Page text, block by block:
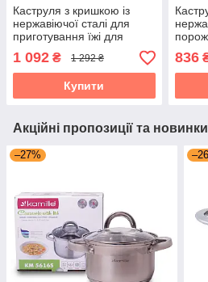
Каструля з кришкою із
нержавіючої сталі для
приготування їжі для
індукції та газу (4.4 л)
Kamille KM-5856
1 092 ₴ 1 292 ₴
Купити
для
836
Акційні пропозиції та новинки
–27%